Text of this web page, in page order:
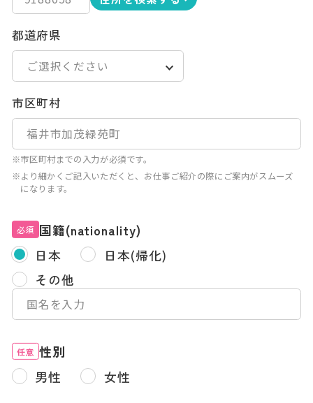
都道府県
市区町村
※市区町村までの入力が必須です。
※より細かくご記入いただくと、お仕事ご紹介の際にご案内がスムーズ
になります。
必須 国籍(nationality)
日本
日本(帰化)
その他
任意 性別
男性
女性